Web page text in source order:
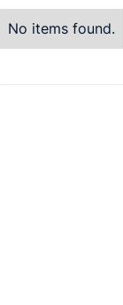
No items found.